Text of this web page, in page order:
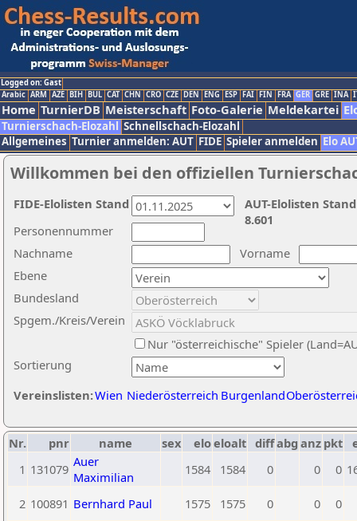
Logged on: Gast
Arabic ARM AZE BIH BUL CAT CHN CRO CZE DEN ENG ESP FAI FIN FRA GER GRE INA
Home TurnierDB Meisterschaft Foto-Galerie Meldekartei
Turnierschach-Elozahl Schnellschach-Elozahl
Allgemeines Turnier anmelden: AUT FIDE Spieler anmelden Elo
Willkommen bei den offiziellen
Nachname
Vorname
Ebene
Sortierung
Personennummer
Bundesland
Spgem./Kreis/Verein
Nur "österreichische" Spieler
Vereinslisten:Wien Niederösterreich Burgenland
AUT-Elolisten
8.601
FIDE-Elolisten Stand
Nr. pnr name sex eloeloalt diffabg anz pkt
1 131079 Auer
Maximilian
1584 1584 0 0 0
2 100891 Bernhard Paul 1575 1575 0 0 0